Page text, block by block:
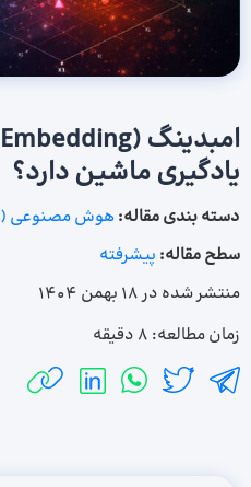
یادگیری ماشین دارد؟
دسته بندی مقاله:هوش مصنوعی (AI)
سطح مقاله: پیشرفته
منتشر شده در 18 بهمن 1404
زمان مطالعه: ۸ دقیقه